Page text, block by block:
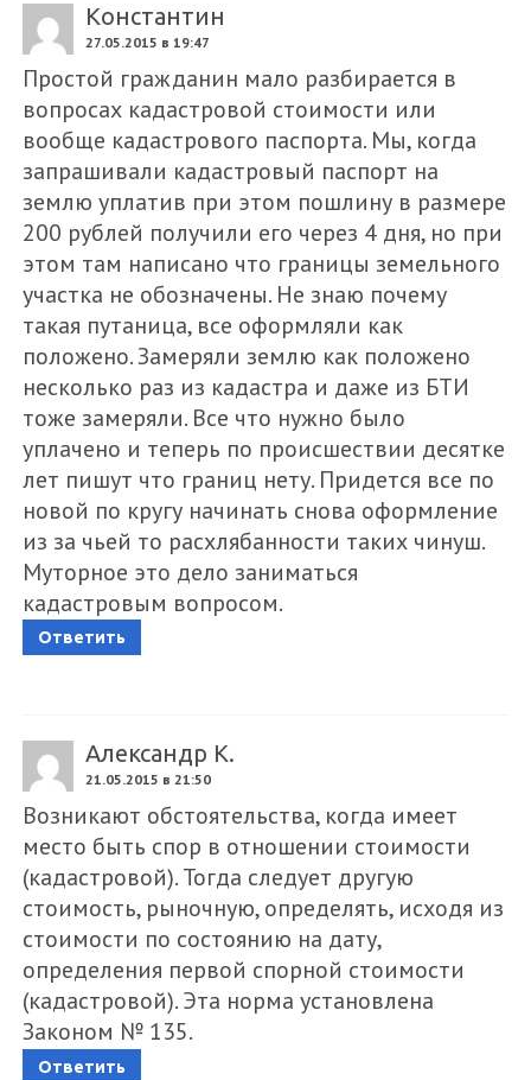
Константин
27.05.2015 в 19:47
Простой гражданин мало разбирается в
вопросах кадастровой стоимости или
вообще кадастрового паспорта. Мы, когда
запрашивали кадастровый паспорт на
землю уплатив при этом пошлину в размере
200 рублей получили его через 4 дня, но при
этом там написано что границы земельного
участка не обозначены. Не знаю почему
такая путаница, все оформляли как
положено. Замеряли землю как положено
несколько раз из кадастра и даже из БТИ
тоже замеряли. Все что нужно было
уплачено и теперь по происшествии десятке
лет пишут что границ нету. Придется все по
новой по кругу начинать снова оформление
из за чьей то расхлябанности таких чинуш.
Муторное это дело заниматься
кадастровым вопросом.
Ответить
Александр К.
21.05.2015 в 21:50
Возникают обстоятельства, когда имеет
место быть спор в отношении стоимости
(кадастровой). Тогда следует другую
стоимость, рыночную, определять, исходя из
стоимости по состоянию на дату,
определения первой спорной стоимости
(кадастровой). Эта норма установлена
Законом № 135.
Ответить